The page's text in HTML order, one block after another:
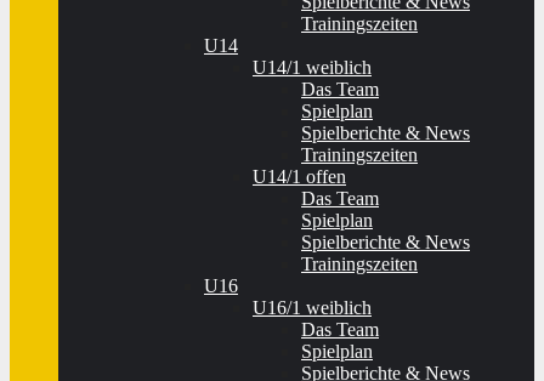
Trainingszeiten
U14
U14/1 weiblich
Das Team
Spielplan
Spielberichte & News
Trainingszeiten
U14/1 offen
Das Team
Spielplan
Spielberichte & News
Trainingszeiten
U16
U16/1 weiblich
Das Team
Spielplan
Spielberichte & News